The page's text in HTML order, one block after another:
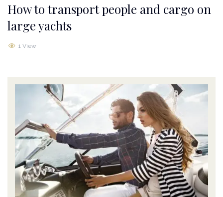
How to transport people and cargo on
large yachts
1 View